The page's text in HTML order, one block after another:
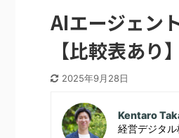
AIエージェン
【比較表あり】
2025年9月28日
Kentaro
経営デジタ